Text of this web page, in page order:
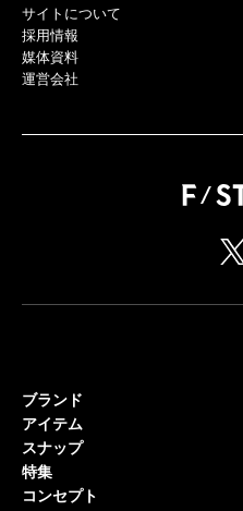
サイトについて
採用情報
媒体資料
運営会社
ブランド
アイテム
スナップ
特集
コンセプト